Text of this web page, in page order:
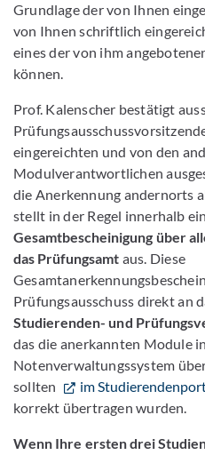
Grundlage der von Ihnen
von Ihnen schriftlich
eines der von ihm
können.
Prof. Kalenscher bestätigt
eingereichten und von den
Modulverantwortlichen
die Anerkennung andernorts
stellt in der Regel innerhalb
Gesamtbescheinigung über
das Prüfungsamt aus. Diese
Prüfungsausschuss direkt an
Studierenden- und
das die anerkannten Module
Notenverwaltungssystem
sollten
im
korrekt übertragen wurden.
Wenn Ihre ersten drei